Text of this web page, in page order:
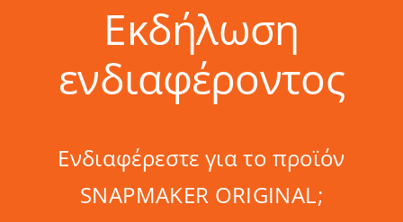
Εκδήλωση
ενδιαφέροντος
Ενδιαφέρεστε για το προϊόν
SNAPMAKER ORIGINAL;